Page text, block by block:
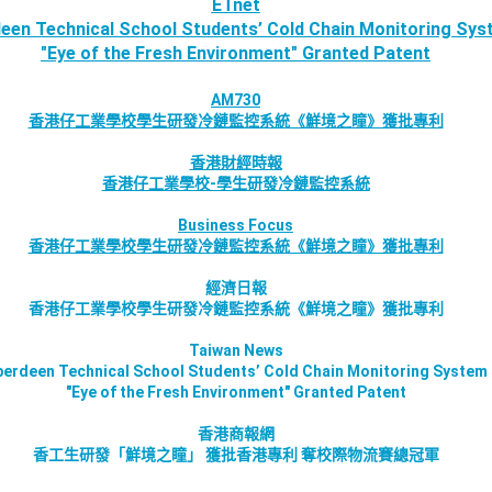
ETnet
Technical School Students’ Cold Chain Monitoring
"Eye of the Fresh Environment" Granted Patent
AM730
香港仔工業學校學生研發冷鏈監控系統《鮮境之瞳》獲批專利
香港財經時報
香港仔工業學校-學生研發冷鏈監控系統
Business Focus
香港仔工業學校學生研發冷鏈監控系統《鮮境之瞳》獲批專利
經濟日報
香港仔工業學校學生研發冷鏈監控系統《鮮境之瞳》獲批專利
Taiwan News
Technical School Students’ Cold Chain Monitoring System
"Eye of the Fresh Environment" Granted Patent
香港商報網
香工生研發「鮮境之瞳」 獲批香港專利 奪校際物流賽總冠軍